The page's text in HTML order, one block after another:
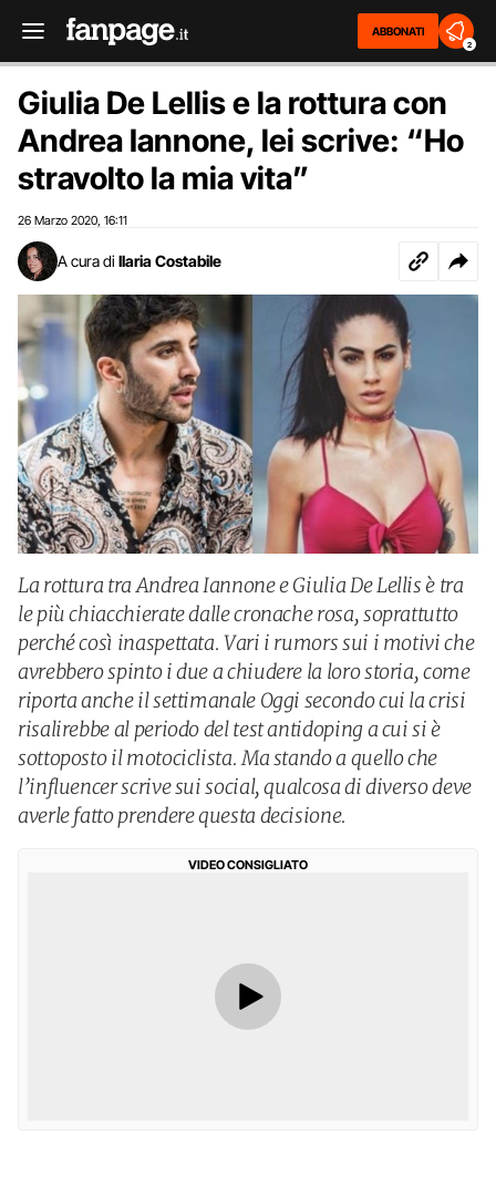
ABBONATI
2
Giulia De Lellis e la rottura con
Andrea Iannone, lei scrive: “Ho
stravolto la mia vita”
26 Marzo 2020 16:11
A cura di Ilaria Costabile
La rottura tra Andrea Iannone e Giulia De Lellis è tra
le più chiacchierate dalle cronache rosa, soprattutto
perché così inaspettata. Vari i rumors sui i motivi che
avrebbero spinto i due a chiudere la loro storia, come
riporta anche il settimanale Oggi secondo cui la crisi
risalirebbe al periodo del test antidoping a cui si è
sottoposto il motociclista. Ma stando a quello che
l’influencer scrive sui social, qualcosa di diverso deve
averle fatto prendere questa decisione.
VIDEO CONSIGLIATO